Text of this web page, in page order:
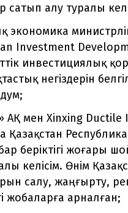
сатып алу туралы
экономика
Investment
инвестициялық
негіздерін
АҚ мен Xinxing Ductile
Қазақстан
беріктігі жоғары
келісім. Өнім
салу, жаңғырту,
жобаларға арналған;